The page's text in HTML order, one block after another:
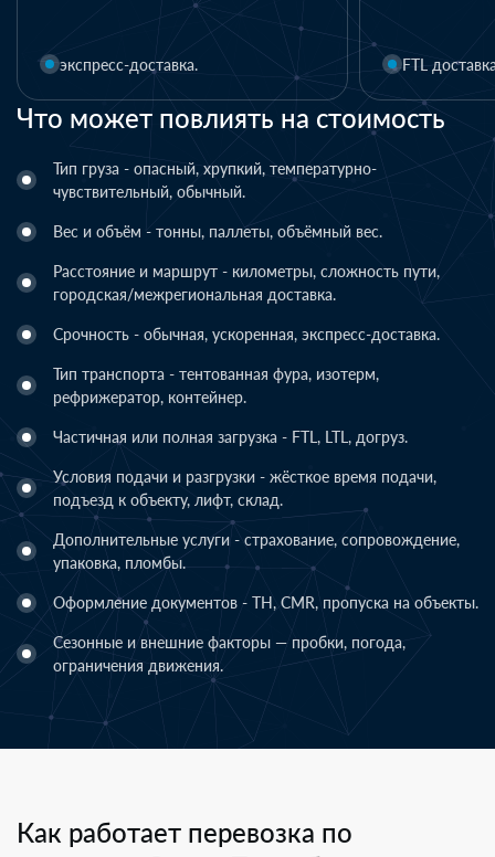
Что может повлиять на стоимость
Тип груза - опасный, хрупкий, температурно-
чувствительный, обычный.
Вес и объём - тонны, паллеты, объёмный вес.
Расстояние и маршрут - километры, сложность пути,
городская/межрегиональная доставка.
Срочность - обычная, ускоренная, экспресс-доставка.
Тип транспорта - тентованная фура, изотерм,
рефрижератор, контейнер.
Частичная или полная загрузка - FTL, LTL, догруз.
Условия подачи и разгрузки - жёсткое время подачи,
подъезд к объекту, лифт, склад.
Дополнительные услуги - страхование, сопровождение,
упаковка, пломбы.
Оформление документов - ТН, CMR, пропуска на объекты.
Сезонные и внешние факторы — пробки, погода,
ограничения движения.
FTL доставка
Как работает перевозка по